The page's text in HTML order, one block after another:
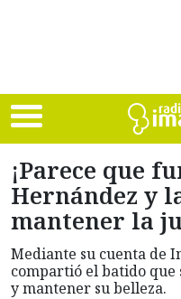
¡Parece que
Hernández y
mantener la
Mediante su cuenta de
compartió el batido
y mantener su belleza.